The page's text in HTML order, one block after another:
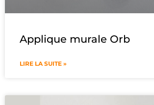
Applique murale Orb
LIRE LA SUITE »